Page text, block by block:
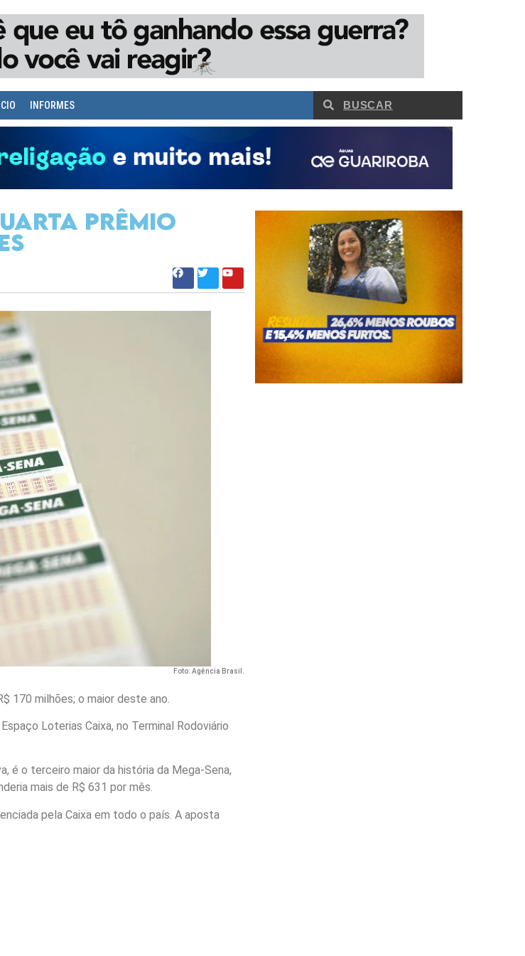
INFORMES
prêmio
Foto: Agência Brasil.
170 milhões; o maior deste ano.
Loterias Caixa, no Terminal Rodoviário
é o terceiro maior da história da Mega-Sena,
mais de R$ 631 por mês.
pela Caixa em todo o país. A aposta